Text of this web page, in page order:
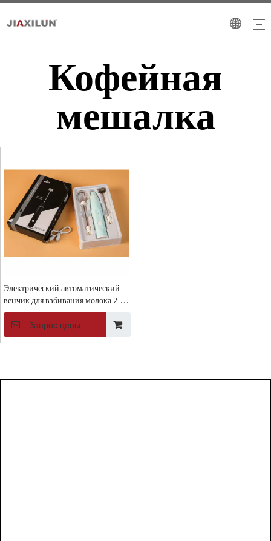
Кофейная
мешалка
Электрический автоматический
венчик для взбивания молока 2-
в-1 с зарядкой через USB
Трехступенчатая регулировка
кофейного барботера
Запрос цены